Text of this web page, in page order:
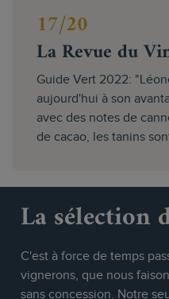
17/20
La Revue du
Guide Vert 2022:
aujourd'hui à son
avec des notes de
de cacao, les tanins
La sélection
C'est à force de temps
vignerons, que nous
sans concession. Notre